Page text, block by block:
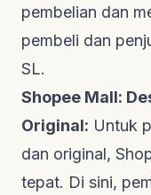
pembelian dan
pembeli dan
SL.
Shopee Mall:
Original: Untuk
dan original,
tepat. Di sini,